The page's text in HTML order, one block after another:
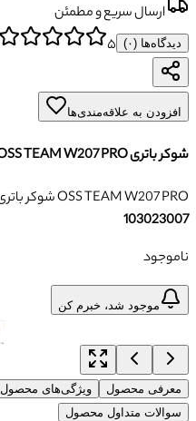
ارسال سریع و مطمئن
دیدگاه‌ها (۰) ۵
افزودن به علاقه‌مندی‌ها
شوکر باتری OSS TEAM W207 PRO
شوکر باتری OSS TEAM W207 PRO
103023007
ناموجود
موجود شد، خبرم کن
معرفی محصول ویژگی‌های محصول
سوالات متداول محصول